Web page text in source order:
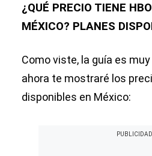
¿QUÉ PRECIO TIENE
MÉXICO? PLANES
Como viste, la guía es
ahora te mostraré los
disponibles en México: